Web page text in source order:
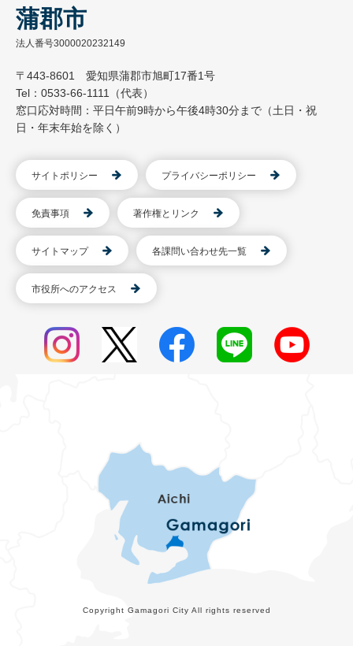
蒲郡市
法人番号3000020232149
〒443-8601 愛知県蒲郡市旭町17番1号
Tel：0533-66-1111（代表）
窓口応対時間：平日午前9時から午後4時30分まで（土日・祝
日・年末年始を除く）
サイトポリシー プライバシーポリシー
免責事項 著作権とリンク
サイトマップ 各課問い合わせ先一覧
市役所へのアクセス
Copyright Gamagori City All rights reserved